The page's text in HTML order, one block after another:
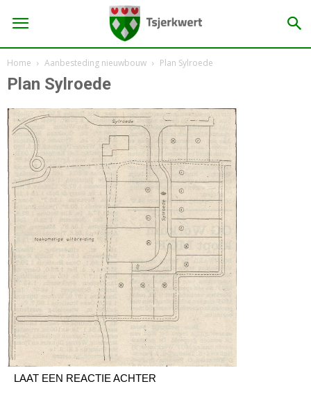
Home Aanbesteding nieuwbouw Plan Sylroede
Plan Sylroede
LAAT EEN REACTIE ACHTER